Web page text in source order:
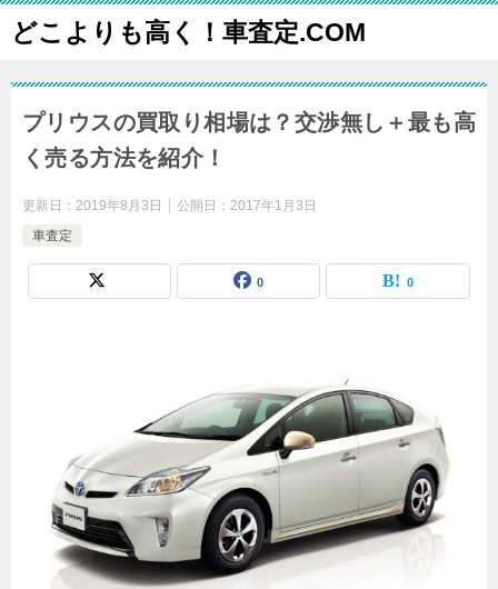
どこよりも高く！車査定.COM
プリウスの買取り相場は？交渉無し＋最も高
く売る方法を紹介！
更新日： 2019年8月3日 公開日： 2017年1月3日
車査定
0 0